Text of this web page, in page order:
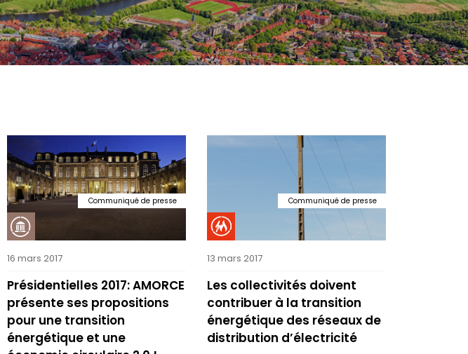
Communiqué de presse
16 mars 2017
Présidentielles 2017: AMORCE
présente ses propositions
pour une transition
énergétique et une
Communiqué de presse
13 mars 2017
Les collectivités doivent
contribuer à la transition
énergétique des réseaux de
distribution d’électricité